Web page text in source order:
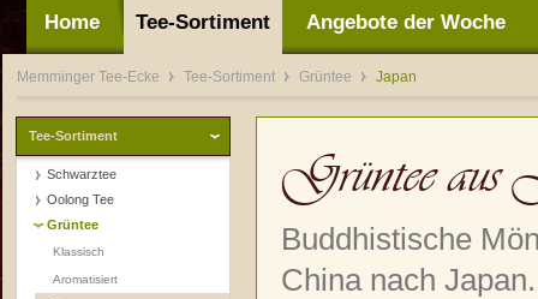
Home Tee-Sortiment Angebote der Woche
Memminger Tee-Ecke Tee-Sortiment Grüntee Japan
Tee-Sortiment
Schwarztee
Oolong Tee
Grüntee
Klassisch
Aromatisiert
Grüntee aus
Buddhistische
China nach